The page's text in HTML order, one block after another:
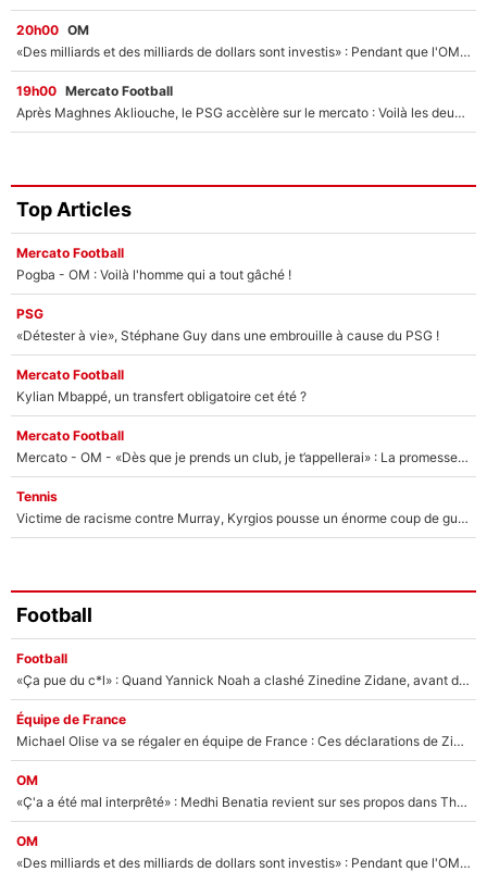
20h00 OM
«Des milliards et des milliards de dollars sont investis» : Pendant que l'OM est en pleine crise financière, Frank McCourt lance un nouveau projet à 260M€ !
19h00 Mercato Football
Après Maghnes Akliouche, le PSG accèlère sur le mercato : Voilà les deux nouvelles recrues qui vont signer la semaine prochaine ?
Top Articles
Mercato Football
Pogba - OM : Voilà l'homme qui a tout gâché !
PSG
«Détester à vie», Stéphane Guy dans une embrouille à cause du PSG !
Mercato Football
Kylian Mbappé, un transfert obligatoire cet été ?
Mercato Football
Mercato - OM - «Dès que je prends un club, je t’appellerai» : La promesse de Marcelino au moment de claquer la porte
Tennis
Victime de racisme contre Murray, Kyrgios pousse un énorme coup de gueule !
Football
Football
«Ça pue du c*l» : Quand Yannick Noah a clashé Zinedine Zidane, avant de se faire recadrer par le nouveau sélectionneur de l'équipe de France !
Équipe de France
Michael Olise va se régaler en équipe de France : Ces déclarations de Zinedine Zidane qui prouvent qu'il va tout miser sur la star du Bayern Munich !
OM
«Ç'a a été mal interprêté» : Medhi Benatia revient sur ses propos dans The Bridge et précise ses conditions pour rejoindre le PSG !
OM
«Des milliards et des milliards de dollars sont investis» : Pendant que l'OM est en pleine crise financière, Frank McCourt lance un nouveau projet à 260M€ !